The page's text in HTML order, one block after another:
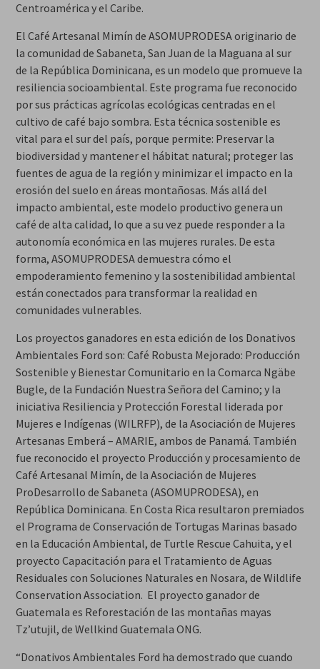
Centroamérica y el Caribe.
El Café Artesanal Mimín de ASOMUPRODESA originario de
la comunidad de Sabaneta, San Juan de la Maguana al sur
de la República Dominicana, es un modelo que promueve la
resiliencia socioambiental. Este programa fue reconocido
por sus prácticas agrícolas ecológicas centradas en el
cultivo de café bajo sombra. Esta técnica sostenible es
vital para el sur del país, porque permite: Preservar la
biodiversidad y mantener el hábitat natural; proteger las
fuentes de agua de la región y minimizar el impacto en la
erosión del suelo en áreas montañosas. Más allá del
impacto ambiental, este modelo productivo genera un
café de alta calidad, lo que a su vez puede responder a la
autonomía económica en las mujeres rurales. De esta
forma, ASOMUPRODESA demuestra cómo el
empoderamiento femenino y la sostenibilidad ambiental
están conectados para transformar la realidad en
comunidades vulnerables.
Los proyectos ganadores en esta edición de los Donativos
Ambientales Ford son: Café Robusta Mejorado: Producción
Sostenible y Bienestar Comunitario en la Comarca Ngäbe
Bugle, de la Fundación Nuestra Señora del Camino; y la
iniciativa Resiliencia y Protección Forestal liderada por
Mujeres e Indígenas (WILRFP), de la Asociación de Mujeres
Artesanas Emberá – AMARIE, ambos de Panamá. También
fue reconocido el proyecto Producción y procesamiento de
Café Artesanal Mimín, de la Asociación de Mujeres
ProDesarrollo de Sabaneta (ASOMUPRODESA), en
República Dominicana. En Costa Rica resultaron premiados
el Programa de Conservación de Tortugas Marinas basado
en la Educación Ambiental, de Turtle Rescue Cahuita, y el
proyecto Capacitación para el Tratamiento de Aguas
Residuales con Soluciones Naturales en Nosara, de Wildlife
Conservation Association. El proyecto ganador de
Guatemala es Reforestación de las montañas mayas
Tz’utujil, de Wellkind Guatemala ONG.
“Donativos Ambientales Ford ha demostrado que cuando